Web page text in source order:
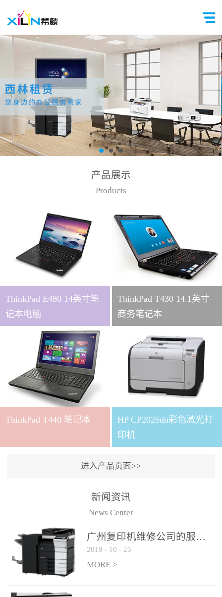
产品展示
Products
ThinkPad E480 14英寸笔
记本电脑
ThinkPad T430 14.1英寸
商务笔记本
ThinkPad T440 笔记本
HP CP2025dn彩色激光打
印机
进入产品页面>>
新闻资讯
News Center
广州复印机维修公司的服务如何?
2019 - 10 - 25
MORE >